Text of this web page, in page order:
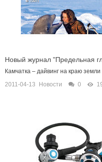
Новый журнал "Предельная
Камчатка – дайвинг на краю земли
2011-04-13
Новости 0